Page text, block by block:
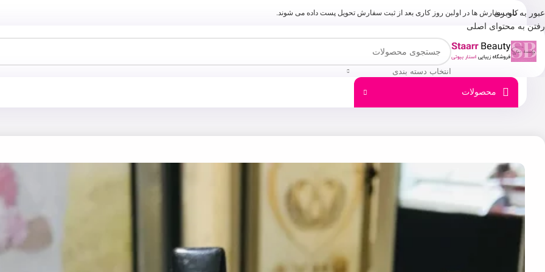
عبور به ناوبری
رفتن به محتوای اصلی
کلیه سفارش ها در اولبن روز کاری بعد از ثبت سفارش تحویل پست داده می شوند.
انتخاب دسته بندی
محصولات